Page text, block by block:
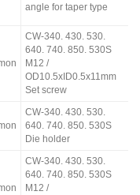
angle for taper type
CW-340. 430. 530.
640. 740. 850. 530S
M12 /
OD10.5xID0.5x11mm
Set screw
CW-340. 430. 530.
640. 740. 850. 530S
Die holder
CW-340. 430. 530.
640. 740. 850. 530S
M12 /